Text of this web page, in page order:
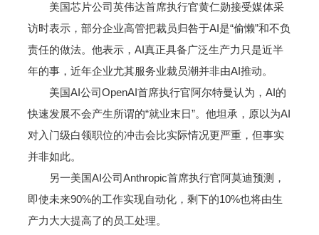
美国芯片公司英伟达首席执行官黄仁勋接受媒体采
访时表示，部分企业高管把裁员归咎于AI是“偷懒”和不负
责任的做法。他表示，AI真正具备广泛生产力只是近半
年的事，近年企业尤其服务业裁员潮并非由AI推动。
美国AI公司OpenAI首席执行官阿尔特曼认为，AI的
快速发展不会产生所谓的“就业末日”。他坦承，原以为AI
对入门级白领职位的冲击会比实际情况更严重，但事实
并非如此。
另一美国AI公司Anthropic首席执行官阿莫迪预测，
即使未来90%的工作实现自动化，剩下的10%也将由生
产力大大提高了的员工处理。